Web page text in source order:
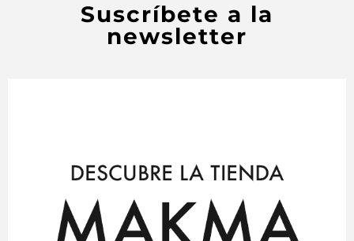
Suscríbete a la
newsletter